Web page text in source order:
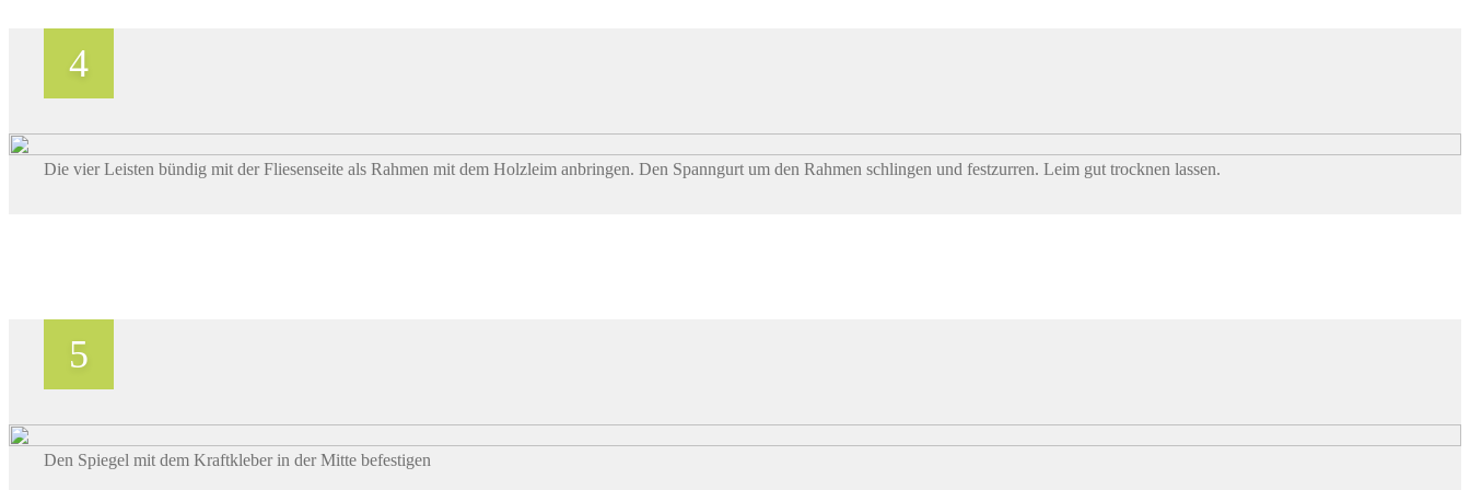
Die vier Leisten bündig mit der Fliesenseite als Rahmen mit dem Holzleim anbringen. Den Spanngurt um den Rahmen schlingen und festzurren. Leim gut trocknen lassen.
Den Spiegel mit dem Kraftkleber in der Mitte befestigen